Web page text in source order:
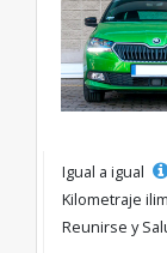
Igual a igual
Kilometraje
Reunirse y